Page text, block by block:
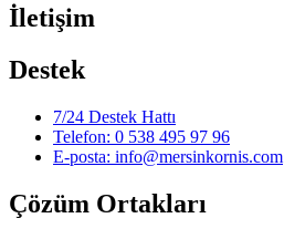
İletişim
Destek
7/24 Destek Hattı
Telefon: 0 538 495 97 96
E-posta: info@mersinkornis.com
Çözüm Ortakları